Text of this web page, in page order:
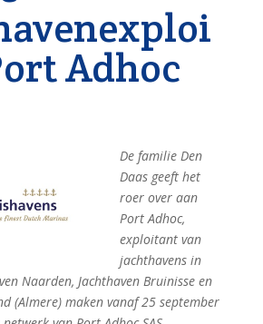
Adhoc
De familie Den
Daas geeft het
roer over aan
Port Adhoc,
exploitant van
jachthavens in
Naarden, Jachthaven Bruinisse en
(Almere) maken vanaf 25 september